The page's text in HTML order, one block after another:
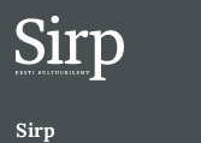
Sirp